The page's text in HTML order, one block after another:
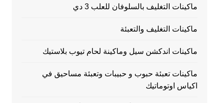
ماكينات التغليف بالسلوفان للعلب 3 دي
ماكينات التغليف والتعبئة
ماكينات اندكشن سيل وماكينة لحام تيوب بلاستيك
ماكينات تعبئة حبوب و حبيبات وتعبئة مساحيق في
اكياس اوتوماتيك